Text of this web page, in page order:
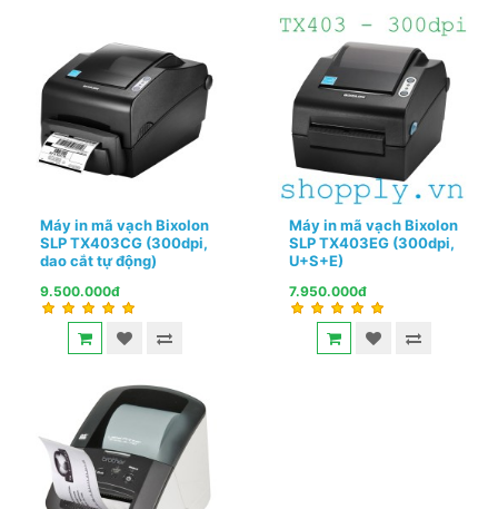
Máy in mã vạch Bixolon
SLP TX403CG (300dpi,
dao cắt tự động)
9.500.000đ
Máy in mã vạch Bixolon
SLP TX403EG (300dpi,
U+S+E)
7.950.000đ